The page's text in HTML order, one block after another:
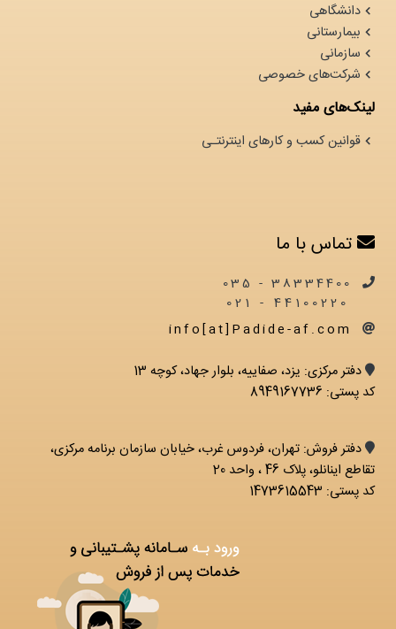
دانشگاهی
بیمارستانی
سازمانی
شرکت‌های خصوصی
لینک‌های مفید
قوانین کسب و کارهای اینترنتـی
تماس با ما
38334400 - 035
info[at]Padide-af.com
دفتر مرکزی: يزد، صفاییه، بلوار جهاد، کوچه 13
کد پستی: 8949167736
دفتر فروش: تهران، فردوس غرب، خیابان سازمان برنامه مرکزی،
تقاطع اینانلو، پلاک 46 ، واحد 20
کد پستی: 1473615543